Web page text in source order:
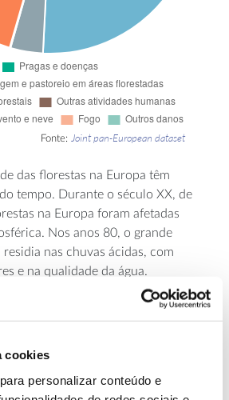
cookies
personalizar conteúdo e
Fonte: Joint pan-European dataset
das florestas na Europa têm
tempo. Durante o século XX, de
na Europa foram afetadas
Nos anos 80, o grande
nas chuvas ácidas, com
e na qualidade da água.
ameaças à saúde e
foi o país mais afetado por